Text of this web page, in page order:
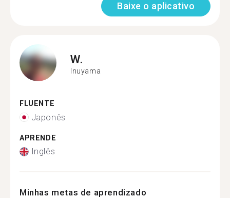
Baixe o aplicativo
W.
Inuyama
FLUENTE
Japonês
APRENDE
Inglês
Minhas metas de aprendizado